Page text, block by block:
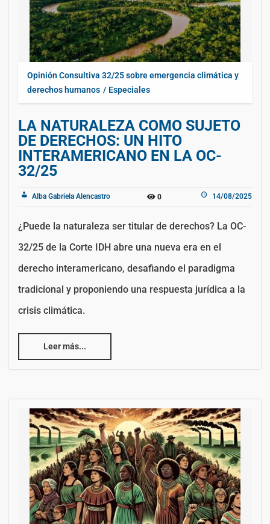
Opinión Consultiva 32/25 sobre emergencia climática y
derechos humanos
Especiales
LA NATURALEZA COMO SUJETO
DE DERECHOS: UN HITO
INTERAMERICANO EN LA OC-
32/25
Alba Gabriela Alencastro 0 14/08/2025
¿Puede la naturaleza ser titular de derechos? La OC-
32/25 de la Corte IDH abre una nueva era en el
derecho interamericano, desafiando el paradigma
tradicional y proponiendo una respuesta jurídica a la
crisis climática.
Leer más...